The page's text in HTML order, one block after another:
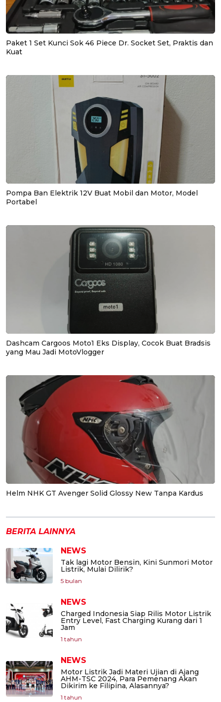
Paket 1 Set Kunci Sok 46 Piece Dr. Socket Set, Praktis dan
Kuat
Pompa Ban Elektrik 12V Buat Mobil dan Motor, Model
Portabel
Dashcam Cargoos Moto1 Eks Display, Cocok Buat Bradsis
yang Mau Jadi MotoVlogger
Helm NHK GT Avenger Solid Glossy New Tanpa Kardus
BERITA LAINNYA
NEWS
Tak lagi Motor Bensin, Kini Sunmori Motor
Listrik, Mulai Dilirik?
5 bulan
NEWS
Charged Indonesia Siap Rilis Motor Listrik
Entry Level, Fast Charging Kurang dari 1
Jam
1 tahun
NEWS
Motor Listrik Jadi Materi Ujian di Ajang
AHM-TSC 2024, Para Pemenang Akan
Dikirim ke Filipina, Alasannya?
1 tahun